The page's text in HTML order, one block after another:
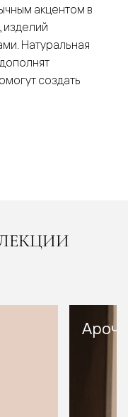
акцентом в
Натуральная
создать